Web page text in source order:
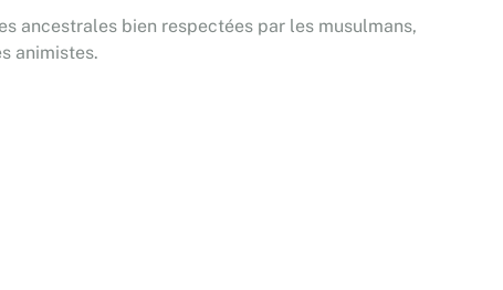
ancestrales bien respectées par les musulmans,
animistes.